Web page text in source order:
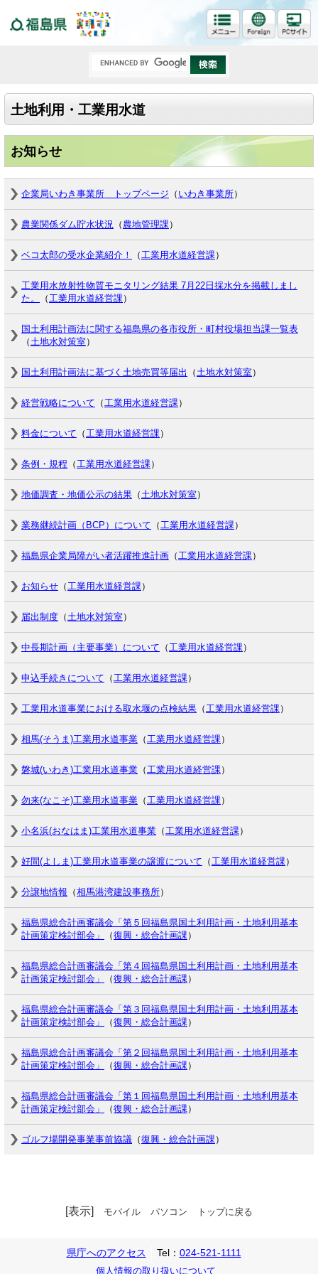
土地利用・工業用水道
お知らせ
企業局いわき事業所 トップページ （ いわき事業所）
農業関係ダム貯水状況 （ 農地管理課）
ベコ太郎の受水企業紹介！ （工業用水道経営課）
工業用水放射性物質モニタリング結果 7月22日採水分を掲載しまし
た。
（工業用水道経営課）
国土利用計画法に関する福島県の各市役所・町村役場担当課一覧表
（土地水対策室 ）
国土利用計画法に基づく土地売買等届出 （土地水対策室 ）
経営戦略について （工業用水道経営課）
料金について （工業用水道経営課）
条例・規程 （工業用水道経営課）
地価調査・地価公示の結果 （土地水対策室 ）
業務継続計画（BCP）について （工業用水道経営課）
福島県企業局障がい者活躍推進計画 （工業用水道経営課）
お知らせ （工業用水道経営課）
届出制度 （土地水対策室 ）
中長期計画（主要事業）について （工業用水道経営課）
申込手続きについて （工業用水道経営課）
工業用水道事業における取水堰の点検結果 （工業用水道経営課）
相馬(そうま)工業用水道事業 （工業用水道経営課）
磐城(いわき)工業用水道事業 （工業用水道経営課）
勿来(なこそ)工業用水道事業 （工業用水道経営課）
小名浜(おなはま)工業用水道事業 （工業用水道経営課）
好間(よしま)工業用水道事業の譲渡について （工業用水道経営課）
分譲地情報 （相馬港湾建設事務所）
福島県総合計画審議会「第５回福島県国土利用計画・土地利用基本
計画策定検討部会」
（復興・総合計画課）
福島県総合計画審議会「第４回福島県国土利用計画・土地利用基本
計画策定検討部会」
（復興・総合計画課）
福島県総合計画審議会「第３回福島県国土利用計画・土地利用基本
計画策定検討部会」
（復興・総合計画課）
福島県総合計画審議会「第２回福島県国土利用計画・土地利用基本
計画策定検討部会」
（復興・総合計画課）
福島県総合計画審議会「第１回福島県国土利用計画・土地利用基本
計画策定検討部会」
（復興・総合計画課）
ゴルフ場開発事業事前協議 （復興・総合計画課）
[表示] モバイル パソコン トップに戻る
県庁へのアクセス Tel： 024-521-1111
個人情報の取り扱いについて